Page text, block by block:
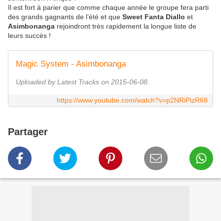
Il est fort à parier que comme chaque année le groupe fera parti
des grands gagnants de l’été et que Sweet Fanta Diallo et
Asimbonanga rejoindront très rapidement la longue liste de
leurs succès !
Magic System - Asimbonanga
Uploaded by Latest Tracks on 2015-06-08.
https://www.youtube.com/watch?v=p2NRiPizR68
Partager